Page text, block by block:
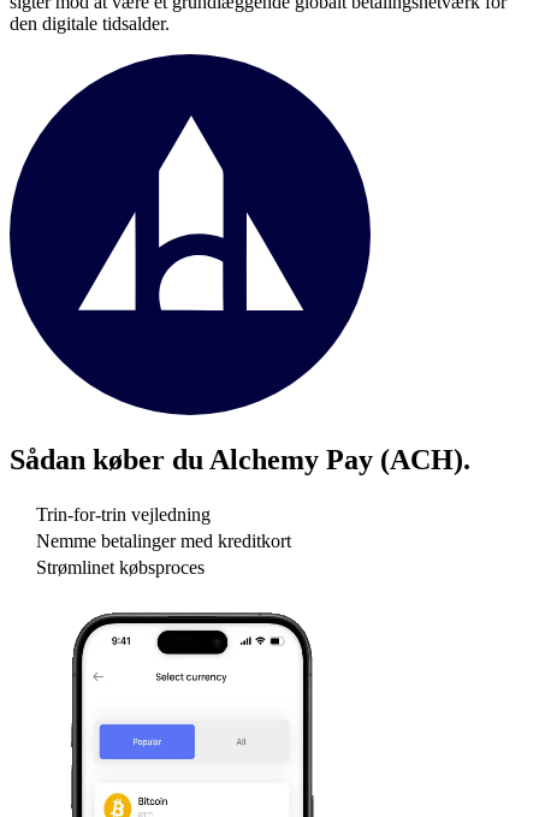
den digitale tidsalder.
Sådan køber du Alchemy Pay (ACH).
Trin-for-trin vejledning
Nemme betalinger med kreditkort
Strømlinet købsproces